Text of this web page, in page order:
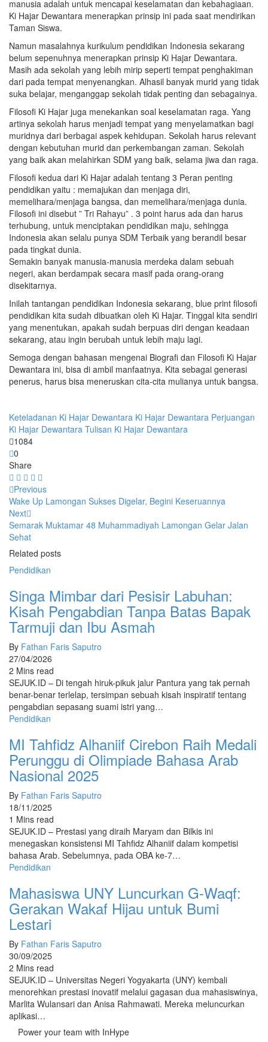
manusia adalah untuk mencapai keselamatan dan kebahagiaan.
Ki Hajar Dewantara menerapkan prinsip ini pada saat mendirikan
Taman Siswa.
Namun masalahnya kurikulum pendidikan Indonesia sekarang
belum sepenuhnya menerapkan prinsip Ki Hajar Dewantara.
Masih ada sekolah yang lebih mirip seperti tempat penghakiman
dari pada tempat menyenangkan. Alhasil banyak murid yang tidak
suka belajar, menganggap sekolah tidak penting dan sebagainya.
Filosofi Ki Hajar juga menekankan soal keselamatan raga. Yang
artinya sekolah harus menjadi tempat yang menyelamatkan bagi
muridnya dari berbagai aspek kehidupan. Sekolah harus relevant
dengan kebutuhan murid dan perkembangan zaman. Sekolah
yang baik akan melahirkan SDM yang baik, selama jiwa dan raga.
Filosofi kedua dari Ki Hajar adalah tentang 3 Peran penting
pendidikan yaitu : memajukan dan menjaga diri,
memelihara/menjaga bangsa, dan memelihara/menjaga dunia.
Filosofi ini disebut ” Tri Rahayu” . 3 point harus ada dan harus
terhubung, untuk menciptakan pendidikan maju, sehingga
Indonesia akan selalu punya SDM Terbaik yang berandil besar
pada tingkat dunia.
Semakin banyak manusia-manusia merdeka dalam sebuah
negeri, akan berdampak secara masif pada orang-orang
disekitarnya.
Inilah tantangan pendidikan Indonesia sekarang, blue print filosofi
pendidikan kita sudah dibuatkan oleh Ki Hajar. Tinggal kita sendiri
yang menentukan, apakah sudah berpuas diri dengan keadaan
sekarang, atau ingin berubah untuk lebih maju lagi.
Semoga dengan bahasan mengenai Biografi dan Filosofi Ki Hajar
Dewantara ini, bisa di ambil manfaatnya. Kita sebagai generasi
penerus, harus bisa meneruskan cita-cita mulianya untuk bangsa.
Keteladanan Ki Hajar Dewantara Ki Hajar Dewantara Perjuangan
Ki Hajar Dewantara Tulisan Ki Hajar Dewantara
1084
0
Share
Previous
Wake Up Lamongan Sukses Digelar, Begini Keseruannya
Next
Semarak Muktamar 48 Muhammadiyah Lamongan Gelar Jalan
Sehat
Related posts
Pendidikan
Singa Mimbar dari Pesisir Labuhan:
Kisah Pengabdian Tanpa Batas Bapak
Tarmuji dan Ibu Asmah
By Fathan Faris Saputro
27/04/2026
2 Mins read
SEJUK.ID – Di tengah hiruk-pikuk jalur Pantura yang tak pernah
benar-benar terlelap, tersimpan sebuah kisah inspiratif tentang
pengabdian sepasang suami istri yang…
Pendidikan
MI Tahfidz Alhaniif Cirebon Raih Medali
Perunggu di Olimpiade Bahasa Arab
Nasional 2025
By Fathan Faris Saputro
18/11/2025
1 Mins read
SEJUK.ID – Prestasi yang diraih Maryam dan Bilkis ini
menegaskan konsistensi MI Tahfidz Alhaniif dalam kompetisi
bahasa Arab. Sebelumnya, pada OBA ke-7…
Pendidikan
Mahasiswa UNY Luncurkan G-Waqf:
Gerakan Wakaf Hijau untuk Bumi
Lestari
By Fathan Faris Saputro
30/09/2025
2 Mins read
SEJUK.ID – Universitas Negeri Yogyakarta (UNY) kembali
menorehkan prestasi inovatif melalui gagasan dua mahasiswinya,
Marlita Wulansari dan Anisa Rahmawati. Mereka meluncurkan
aplikasi…
Power your team with InHype